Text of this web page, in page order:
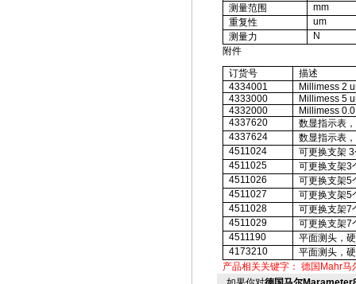
测量范围
mm
重复性
um
测量力
N
附件
订货号
描述
4334001
Millimess 2
4333000
Millimess 5
4332000
Millimess
4337620
数显指示表，
4337624
数显指示表，
4511024
可更换支架3
4511025
可更换支架3
4511026
可更换支架5
4511027
可更换支架5
4511028
可更换支架7
4511029
可更换支架7
4511190
平面测头，
4173210
平面测头，
产品相关关键字： 德国Mahr马